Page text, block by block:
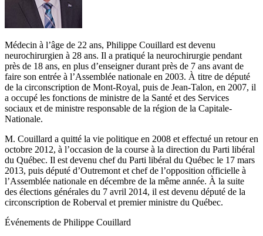
Médecin à l’âge de 22 ans, Philippe Couillard est devenu
neurochirurgien à 28 ans. Il a pratiqué la neurochirurgie pendant
près de 18 ans, en plus d’enseigner durant près de 7 ans avant de
faire son entrée à l’Assemblée nationale en 2003. À titre de député
de la circonscription de Mont-Royal, puis de Jean-Talon, en 2007, il
a occupé les fonctions de ministre de la Santé et des Services
sociaux et de ministre responsable de la région de la Capitale-
Nationale.
M. Couillard a quitté la vie politique en 2008 et effectué un retour en
octobre 2012, à l’occasion de la course à la direction du Parti libéral
du Québec. Il est devenu chef du Parti libéral du Québec le 17 mars
2013, puis député d’Outremont et chef de l’opposition officielle à
l’Assemblée nationale en décembre de la même année. À la suite
des élections générales du 7 avril 2014, il est devenu député de la
circonscription de Roberval et premier ministre du Québec.
Événements de Philippe Couillard